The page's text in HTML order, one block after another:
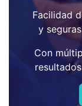
Facilidad
y
Con